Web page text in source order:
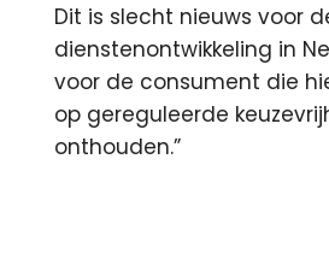
Dit is slecht nieuws voor
dienstenontwikkeling in
voor de consument die
op gereguleerde
onthouden.”